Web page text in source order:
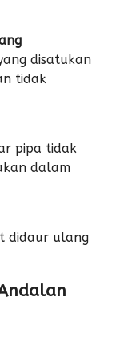
disatukan
tidak
pipa tidak
dalam
didaur ulang